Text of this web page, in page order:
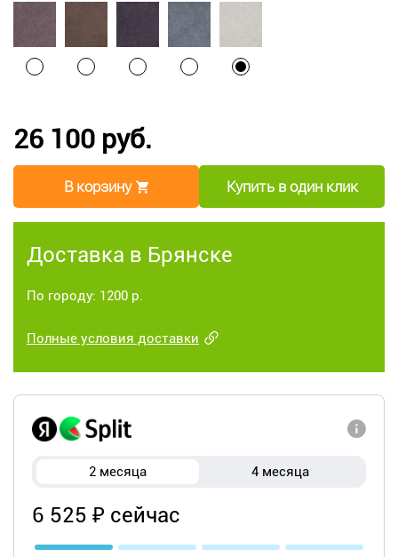
26 100 руб.
В корзину Купить в один клик
Доставка в Брянске
По городу: 1200 р.
Полные условия доставки
2 месяца 4 месяца
6 525 ₽ сейчас